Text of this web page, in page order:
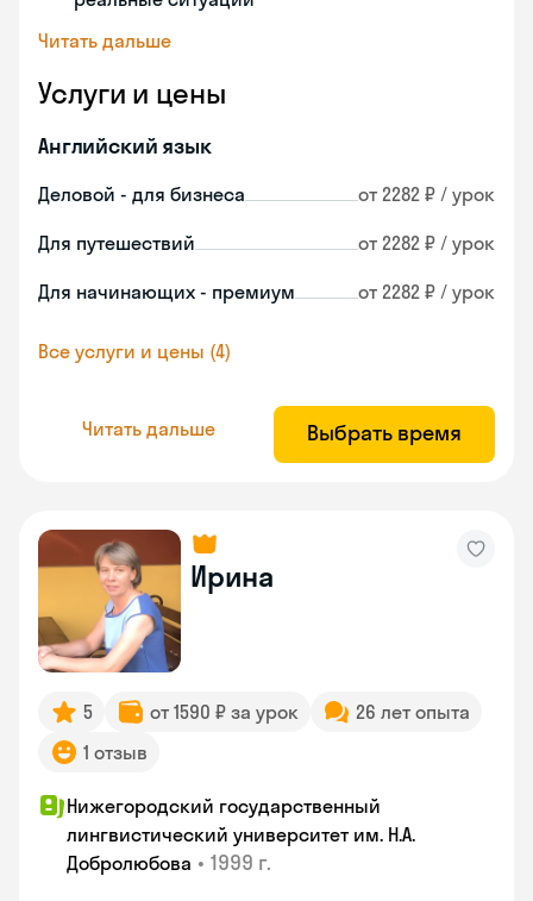
Читать дальше
Услуги и цены
Английский язык
Деловой - для бизнеса от 2282 ₽ / урок
Для путешествий от 2282 ₽ / урок
Для начинающих - премиум от 2282 ₽ / урок
Все услуги и цены (4)
Читать дальше Выбрать время
Ирина
5 от 1590 ₽ за урок
26 лет опыта
1 отзыв
Нижегородский государственный
лингвистический университет им. Н.А.
Добролюбова • 1999 г.